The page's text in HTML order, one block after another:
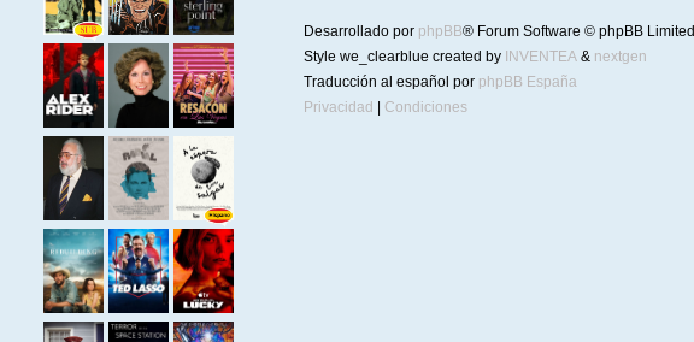
Desarrollado por phpBB® Forum Software © phpBB Limited
Style we_clearblue created by INVENTEA& nextgen
Traducción al español por phpBB España
Privacidad
Condiciones